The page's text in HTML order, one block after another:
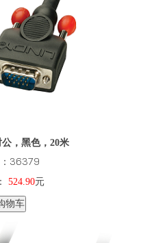
，黑色，20米
36379
524.90元
物车